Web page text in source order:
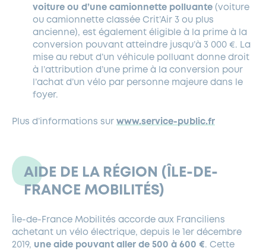
voiture ou d’une camionnette polluante (voiture
ou camionnette classée Crit’Air 3 ou plus
ancienne), est également éligible à la prime à la
conversion pouvant atteindre jusqu’à 3 000 €. La
mise au rebut d’un véhicule polluant donne droit
à l’attribution d’une prime à la conversion pour
l’achat d’un vélo par personne majeure dans le
foyer.
Plus d’informations sur www.service-public.fr
AIDE DE LA RÉGION (ÎLE-DE-
FRANCE MOBILITÉS)
Île-de-France Mobilités accorde aux Franciliens
achetant un vélo électrique, depuis le 1er décembre
2019, une aide pouvant aller de 500 à 600 €. Cette